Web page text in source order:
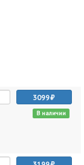
3099
В наличии